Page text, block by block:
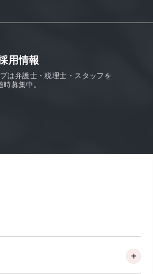
用情報
は弁護士・税理士・スタッフを
時募集中。